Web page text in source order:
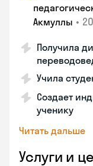
Акмуллы •
Получила
Учила
Создает
ученику
Читать дальше
Услуги и